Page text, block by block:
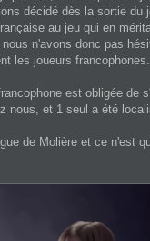
décidé dès la sortie
au jeu qui en
n'avons donc pas
les joueurs francophones.
est obligée de
et 1 seul a été
de Molière et ce n'est